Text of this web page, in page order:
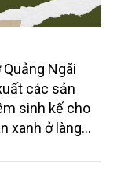
Ngãi
các sản
sinh kế cho
xanh ở làng
trong nước